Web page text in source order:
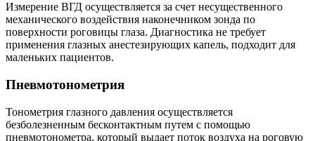
Измерение ВГД осуществляется за счет несущественного
механического воздействия наконечником зонда по
поверхности роговицы глаза. Диагностика не требует
применения глазных анестезирующих капель, подходит для
маленьких пациентов.
Пневмотонометрия
Тонометрия глазного давления осуществляется
безболезненным бесконтактным путем с помощью
пневмотонометра, который выдает поток воздуха на роговую